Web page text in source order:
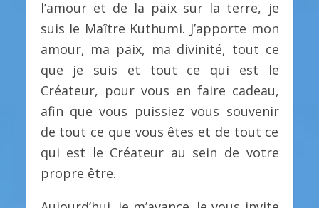
l’amour et de la paix sur la terre, je
suis le Maître Kuthumi. J’apporte mon
amour, ma paix, ma divinité, tout ce
que je suis et tout ce qui est le
Créateur, pour vous en faire cadeau,
afin que vous puissiez vous souvenir
de tout ce que vous êtes et de tout ce
qui est le Créateur au sein de votre
propre être.